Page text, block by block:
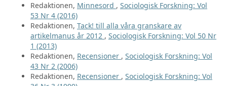
Redaktionen, Minnesord , Sociologisk Forskning: Vol
53 Nr 4 (2016)
Redaktionen, Tack! till alla våra granskare av
artikelmanus år 2012 , Sociologisk Forskning: Vol 50 Nr
1 (2013)
Redaktionen, Recensioner , Sociologisk Forskning: Vol
43 Nr 2 (2006)
Redaktionen, Recensioner , Sociologisk Forskning: Vol